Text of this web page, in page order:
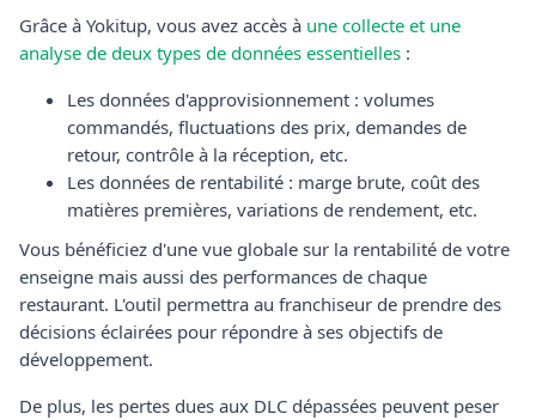
Grâce à Yokitup, vous avez accès à une collecte et une
analyse de deux types de données essentielles :
Les données d'approvisionnement : volumes
commandés, fluctuations des prix, demandes de
retour, contrôle à la réception, etc.
Les données de rentabilité : marge brute, coût des
matières premières, variations de rendement, etc.
Vous bénéficiez d'une vue globale sur la rentabilité de votre
enseigne mais aussi des performances de chaque
restaurant. L'outil permettra au franchiseur de prendre des
décisions éclairées pour répondre à ses objectifs de
développement.
De plus, les pertes dues aux DLC dépassées peuvent peser